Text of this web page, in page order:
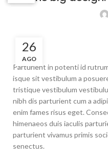
26
AGO
Parturient in potenti id
isque sit vestibulum a
tristique vestibulum
nibh dis parturient cum a
enim fames risus eget.
himenaeos duis iaculis
parturient vivamus primis
senectus.